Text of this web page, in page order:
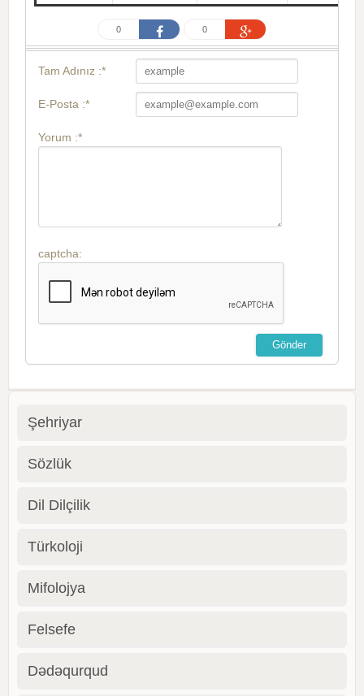
0 0
Tam Adınız :*
E-Posta :*
Yorum :*
captcha:
Şehriyar
Sözlük
Dil Dilçilik
Türkoloji
Mifolojya
Felsefe
Dədəqurqud